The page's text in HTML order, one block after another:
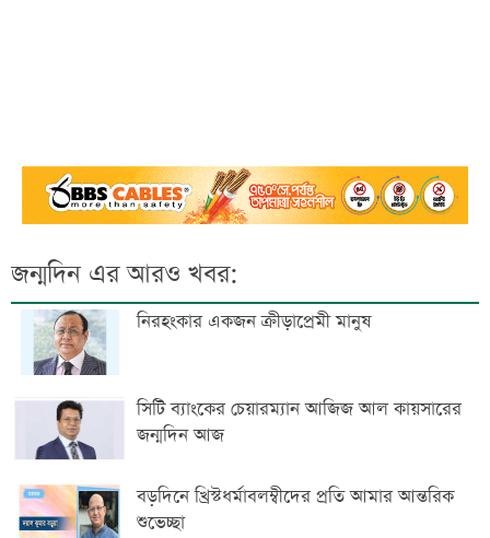
জন্মদিন এর আরও খবর:
নিরহংকার একজন ক্রীড়াপ্রেমী মানুষ
সিটি ব্যাংকের চেয়ারম্যান আজিজ আল কায়সারের
জন্মদিন আজ
বড়দিনে খ্রিস্টধর্মাবলম্বীদের প্রতি আমার আন্তরিক
শুভেচ্ছা